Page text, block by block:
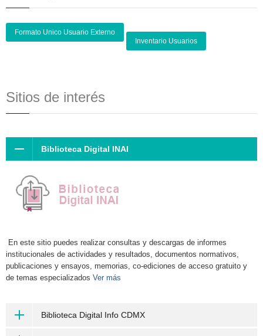
Formato Unico Usuario Externo
Inventario Usuarios
Sitios de interés
Biblioteca Digital INAI
En este sitio puedes realizar consultas y descargas de informes
institucionales de actividades y resultados, documentos normativos,
publicaciones y ensayos, memorias, co-ediciones de acceso gratuito y
de temas especializados Ver más
Biblioteca Digital Info CDMX